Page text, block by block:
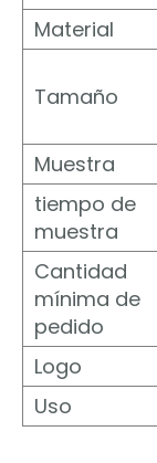
Material
Tamaño
Muestra
tiempo de
muestra
Cantidad
mínima de
pedido
Logo
Uso